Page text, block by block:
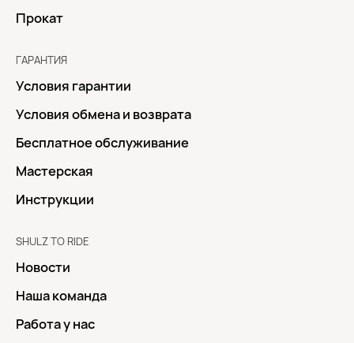
Прокат
ГАРАНТИЯ
Условия гарантии
Условия обмена и возврата
Бесплатное обслуживание
Мастерская
Инструкции
SHULZ TO RIDE
Новости
Наша команда
Работа у нас